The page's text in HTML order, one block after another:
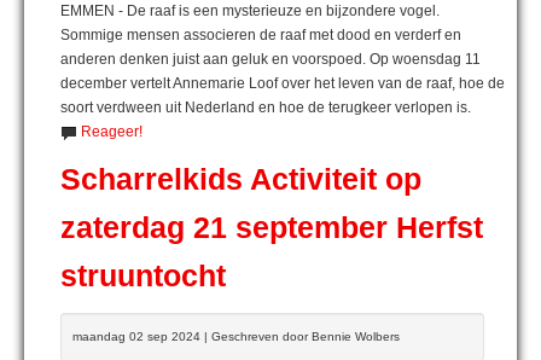
EMMEN - De raaf is een mysterieuze en bijzondere vogel.
Sommige mensen associeren de raaf met dood en verderf en
anderen denken juist aan geluk en voorspoed. Op woensdag 11
december vertelt Annemarie Loof over het leven van de raaf, hoe de
soort verdween uit Nederland en hoe de terugkeer verlopen is.
Reageer!
Scharrelkids Activiteit op
zaterdag 21 september Herfst
struuntocht
maandag 02 sep 2024 | Geschreven door Bennie Wolbers